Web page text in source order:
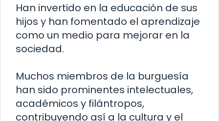
Han invertido en la educación de sus
hijos y han fomentado el aprendizaje
como un medio para mejorar en la
sociedad.
Muchos miembros de la burguesía
han sido prominentes intelectuales,
académicos y filántropos,
contribuyendo así a la cultura y el